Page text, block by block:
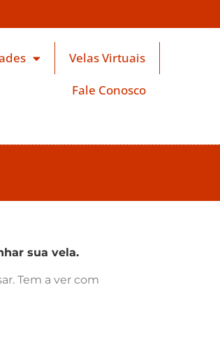
Velas Virtuais
Fale Conosco
sua vela.
Tem a ver com